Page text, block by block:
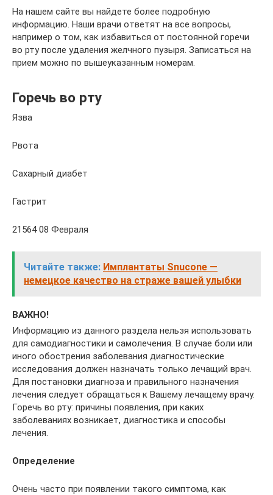
На нашем сайте вы найдете более подробную
информацию. Наши врачи ответят на все вопросы,
например о том, как избавиться от постоянной горечи
во рту после удаления желчного пузыря. Записаться на
прием можно по вышеуказанным номерам.
Горечь во рту
Язва
Рвота
Сахарный диабет
Гастрит
21564 08 Февраля
Читайте также: Имплантаты Snucone —
немецкое качество на страже вашей улыбки
ВАЖНО!
Информацию из данного раздела нельзя использовать
для самодиагностики и самолечения. В случае боли или
иного обострения заболевания диагностические
исследования должен назначать только лечащий врач.
Для постановки диагноза и правильного назначения
лечения следует обращаться к Вашему лечащему врачу.
Горечь во рту: причины появления, при каких
заболеваниях возникает, диагностика и способы
лечения.
Определение
Очень часто при появлении такого симптома, как